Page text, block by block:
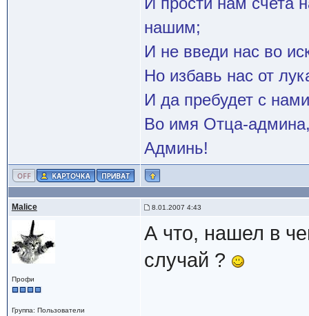
нашим;
И не введи нас во
Но избавь нас от
И да пребудет с
Во имя Отца-
Админь!
Malice 8.01.2007 4:43
Профи
Группа: Пользователи
А что, нашел в
случай ?